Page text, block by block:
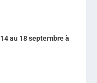
au 18 septembre à